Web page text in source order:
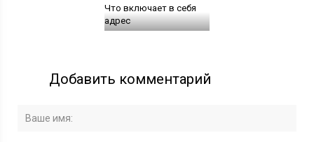
Что включает в себя
адрес
Добавить комментарий